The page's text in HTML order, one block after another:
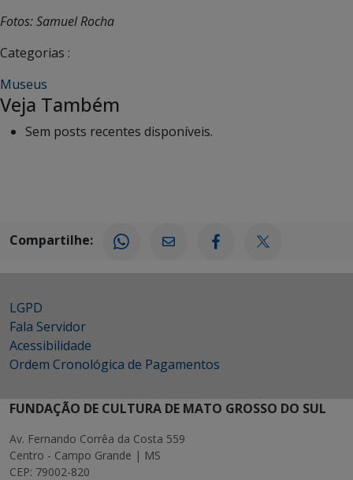
Fotos: Samuel Rocha
Categorias :
Museus
Veja Também
Sem posts recentes disponíveis.
Compartilhe:
LGPD
Fala Servidor
Acessibilidade
Ordem Cronológica de Pagamentos
FUNDAÇÃO DE CULTURA DE MATO GROSSO DO SUL
Av. Fernando Corrêa da Costa 559
Centro - Campo Grande | MS
CEP: 79002-820